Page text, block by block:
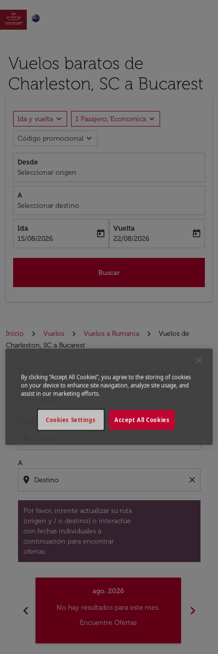

Vuelos baratos de
Charleston, SC a Bucarest
Ida y vuelta expand_more 1 Pasajero, Economica expand_more
Código promocional expand_more
Desde
Seleccionar origen
A
Seleccionar destino
Ida
fc-booking-departure-date-aria-label
15/08/2026
today
Vuelta
fc-booking-return-date-aria-label
22/08/2026
today
Buscar
Inicio Vuelos Vuelos a Rumania
Vuelos de
Charleston, SC a Bucarest
Encuentre las mejores ofertas de
vuelo desde Charleston, SC a
Bucarest
A
location_on close
Por favor, intente actualizar su ruta
(origen y / o destino) o interactúe
con fechas individuales a
continuación para encontrar
ofertas.
chevron_left
ago. 2026
No hay resultados para este mes.
Encuentre Ofertas
chevron_right
By clicking “Accept All Cookies”, you agree to the storing of cookies
on your device to enhance site navigation, analyze site usage, and
assist in our marketing efforts.
Accept All Cookies
Cookies Settings